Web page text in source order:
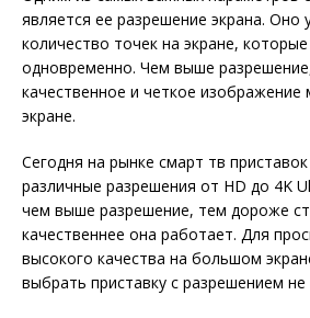
является ее разрешение экрана. Оно
количество точек на экране,
одновременно. Чем выше
качественное и четкое
экране.
Сегодня на рынке смарт тв
различные разрешения от HD до 4K
чем выше разрешение, тем дороже
качественнее она работает. Для
высокого качества на большом
выбрать приставку с разрешением